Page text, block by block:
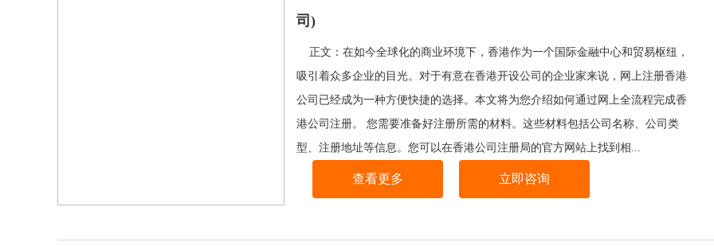
司)
正文：在如今全球化的商业环境下，香港作为一个国际金融中心和贸易枢纽，
吸引着众多企业的目光。对于有意在香港开设公司的企业家来说，网上注册香港
公司已经成为一种方便快捷的选择。本文将为您介绍如何通过网上全流程完成香
港公司注册。 您需要准备好注册所需的材料。这些材料包括公司名称、公司类
型、注册地址等信息。您可以在香港公司注册局的官方网站上找到相...
查看更多 立即咨询